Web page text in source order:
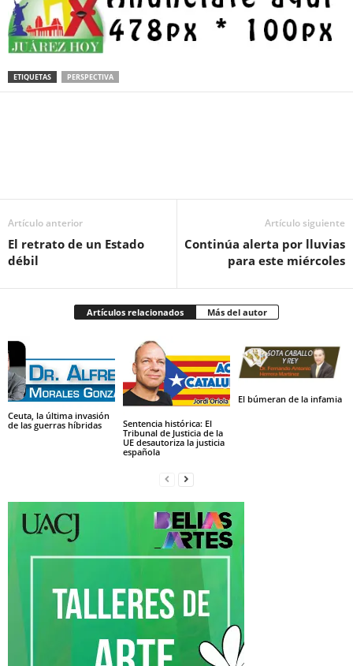
ETIQUETAS PERSPECTIVA
Artículo anterior
El retrato de un Estado
débil
Artículo siguiente
Continúa alerta por lluvias
para este miércoles
Artículos relacionados Más del autor
Ceuta, la última invasión
de las guerras híbridas
Sentencia histórica: El
Tribunal de Justicia de la
UE desautoriza la justicia
española
El búmeran de la infamia